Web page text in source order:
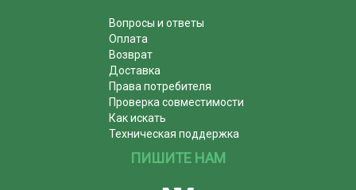
Вопросы и ответы
Оплата
Возврат
Доставка
Права потребителя
Проверка совместимости
Как искать
Техническая поддержка
ПИШИТЕ НАМ